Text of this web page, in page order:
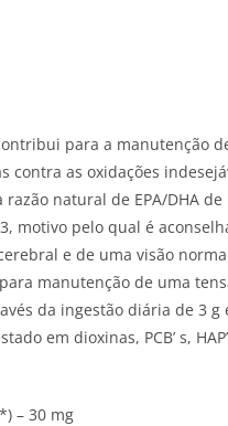
para a manutenção
as oxidações
natural de EPA/DHA
motivo pelo qual é
e de uma visão
manutenção de uma
da ingestão diária de 3 g
em dioxinas, PCB’ s,
– 30 mg